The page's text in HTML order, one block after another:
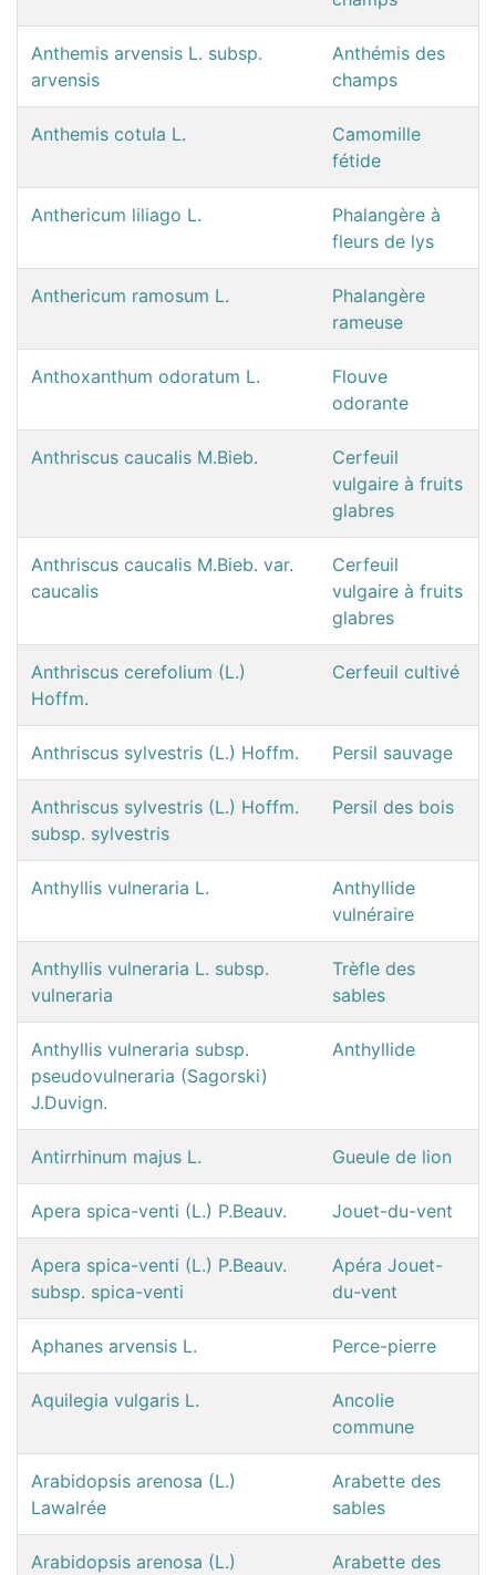
Anthemis arvensis L. subsp.
arvensis
Anthémis des
champs
Anthemis cotula L.
Camomille
fétide
Anthericum liliago L.
Phalangère à
fleurs de lys
Anthericum ramosum L.
Phalangère
rameuse
Anthoxanthum odoratum L.
Flouve
odorante
Anthriscus caucalis M.Bieb.
Cerfeuil
vulgaire à fruits
glabres
Anthriscus caucalis M.Bieb. var.
caucalis
Cerfeuil
vulgaire à fruits
glabres
Anthriscus cerefolium (L.)
Hoffm.
Cerfeuil cultivé
Anthriscus sylvestris (L.) Hoffm. Persil sauvage
Anthriscus sylvestris (L.) Hoffm.
subsp. sylvestris
Persil des bois
Anthyllis vulneraria L.
Anthyllide
vulnéraire
Anthyllis vulneraria L. subsp.
vulneraria
Trèfle des
sables
Anthyllis vulneraria subsp.
pseudovulneraria (Sagorski)
J.Duvign.
Anthyllide
Antirrhinum majus L. Gueule de lion
Apera spica-venti (L.) P.Beauv. Jouet-du-vent
Apera spica-venti (L.) P.Beauv.
subsp. spica-venti
Apéra Jouet-
du-vent
Aphanes arvensis L. Perce-pierre
Aquilegia vulgaris L.
Ancolie
commune
Arabidopsis arenosa (L.)
Lawalrée
Arabette des
sables
Arabidopsis arenosa (L.)
Arabette des